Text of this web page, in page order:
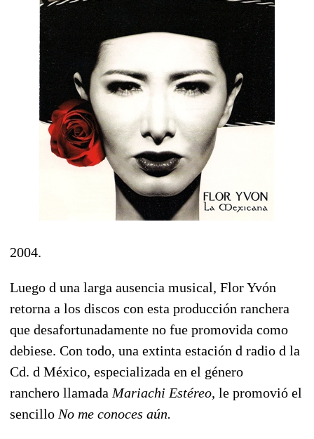
2004.
Luego d una larga ausencia musical, Flor Yvón
retorna a los discos con esta producción ranchera
que desafortunadamente no fue promovida como
debiese. Con todo, una extinta estación d radio d la
Cd. d México, especializada en el género
ranchero llamada Mariachi Estéreo, le promovió el
sencillo No me conoces aún.